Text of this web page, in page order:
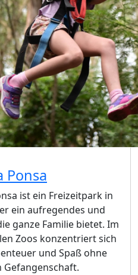
Ponsa
ist ein Freizeitpark in
ein aufregendes und
ganze Familie bietet. Im
Zoos konzentriert sich
und Spaß ohne
Gefangenschaft.